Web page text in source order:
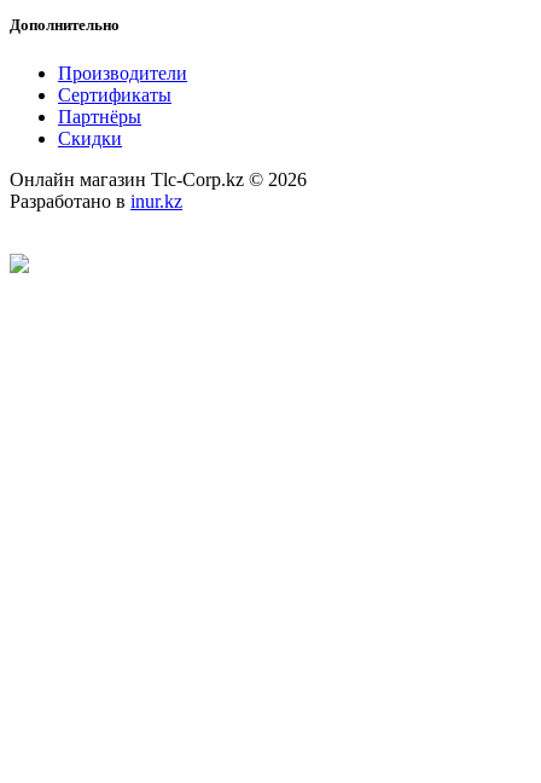
Дополнительно
Производители
Сертификаты
Партнёры
Скидки
Онлайн магазин Tlc-Corp.kz © 2026
Разработано в inur.kz